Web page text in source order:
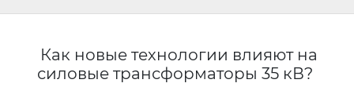
Как новые технологии влияют на
силовые трансформаторы 35 кВ?